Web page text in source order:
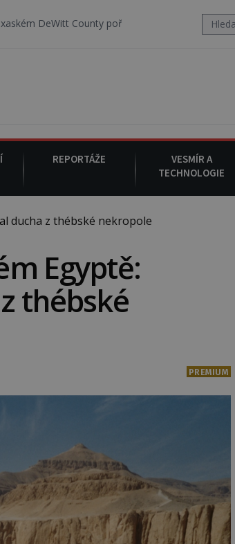
pořizuje video, na kterém před jeho
REPORTÁŽE
VESMÍR A
TECHNOLOGIE
ducha z thébské nekropole
Egyptě:
thébské
PREMIUM